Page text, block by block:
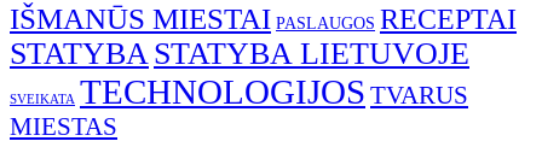
IŠMANŪS MIESTAI PASLAUGOS RECEPTAI
STATYBASTATYBA LIETUVOJE
SVEIKATA TECHNOLOGIJOS TVARUS
MIESTAS